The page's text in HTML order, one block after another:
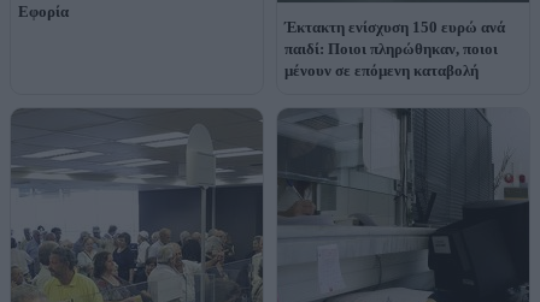
Εφορία
Έκτακτη ενίσχυση 150 ευρώ ανά
παιδί: Ποιοι πληρώθηκαν, ποιοι
μένουν σε επόμενη καταβολή